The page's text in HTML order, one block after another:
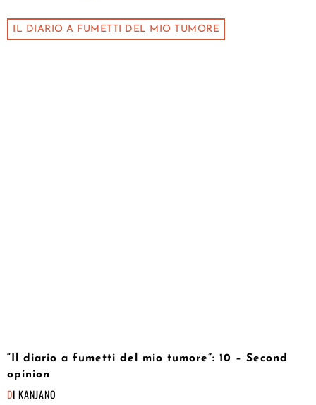
IL DIARIO A FUMETTI DEL MIO TUMORE
“Il diario a fumetti del mio tumore”: 10 – Second
opinion
DI KANJANO